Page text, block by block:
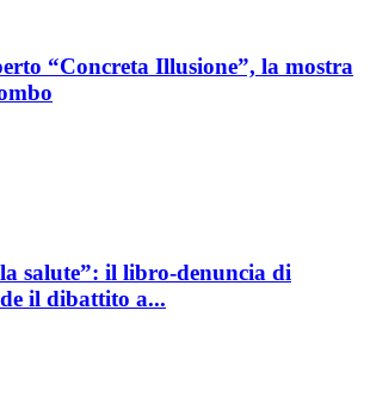
“Concreta Illusione”, la mostra
salute”: il libro-denuncia di
il dibattito a...